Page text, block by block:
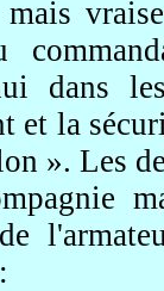
dans
et la
». Les